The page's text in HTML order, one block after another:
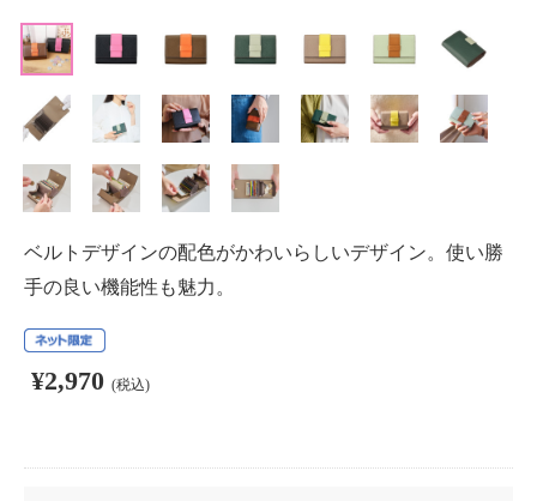
ベルトデザインの配色がかわいらしいデザイン。使い勝
手の良い機能性も魅力。
¥2,970 (税込)